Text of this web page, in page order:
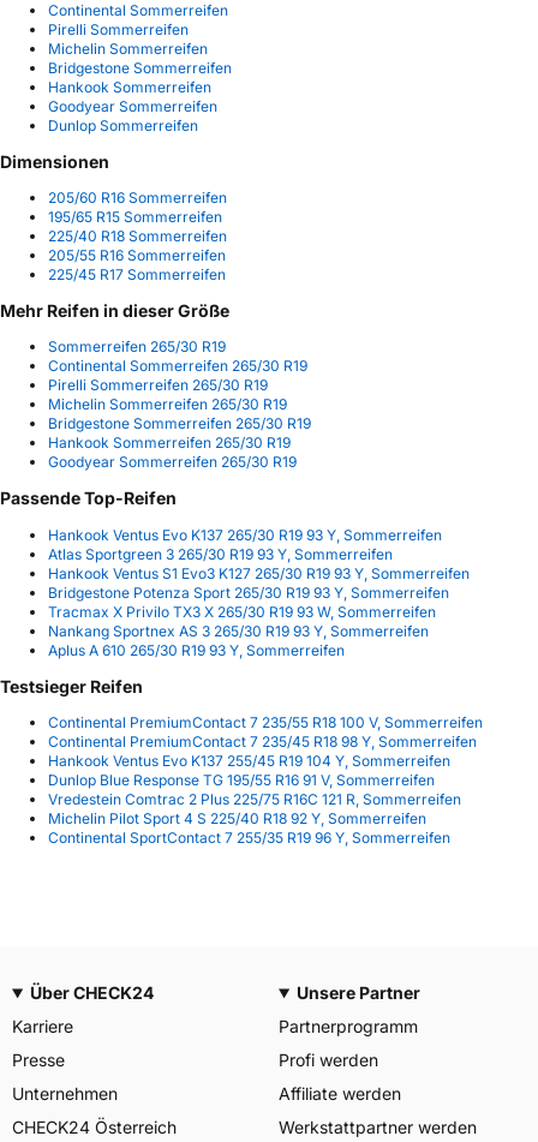
Continental Sommerreifen
Pirelli Sommerreifen
Michelin Sommerreifen
Bridgestone Sommerreifen
Hankook Sommerreifen
Goodyear Sommerreifen
Dunlop Sommerreifen
Dimensionen
205/60 R16 Sommerreifen
195/65 R15 Sommerreifen
225/40 R18 Sommerreifen
205/55 R16 Sommerreifen
225/45 R17 Sommerreifen
Mehr Reifen in dieser Größe
Sommerreifen 265/30 R19
Continental Sommerreifen 265/30 R19
Pirelli Sommerreifen 265/30 R19
Michelin Sommerreifen 265/30 R19
Bridgestone Sommerreifen 265/30 R19
Hankook Sommerreifen 265/30 R19
Goodyear Sommerreifen 265/30 R19
Passende Top-Reifen
Hankook Ventus Evo K137 265/30 R19 93 Y, Sommerreifen
Atlas Sportgreen 3 265/30 R19 93 Y, Sommerreifen
Hankook Ventus S1 Evo3 K127 265/30 R19 93 Y, Sommerreifen
Bridgestone Potenza Sport 265/30 R19 93 Y, Sommerreifen
Tracmax X Privilo TX3 X 265/30 R19 93 W, Sommerreifen
Nankang Sportnex AS 3 265/30 R19 93 Y, Sommerreifen
Aplus A 610 265/30 R19 93 Y, Sommerreifen
Testsieger Reifen
Continental PremiumContact 7 235/55 R18 100 V, Sommerreifen
Continental PremiumContact 7 235/45 R18 98 Y, Sommerreifen
Hankook Ventus Evo K137 255/45 R19 104 Y, Sommerreifen
Dunlop Blue Response TG 195/55 R16 91 V, Sommerreifen
Vredestein Comtrac 2 Plus 225/75 R16C 121 R, Sommerreifen
Michelin Pilot Sport 4 S 225/40 R18 92 Y, Sommerreifen
Continental SportContact 7 255/35 R19 96 Y, Sommerreifen
Über CHECK24
Karriere
Presse
Unternehmen
CHECK24 Österreich
Unsere Partner
Partnerprogramm
Profi werden
Affiliate werden
Werkstattpartner werden